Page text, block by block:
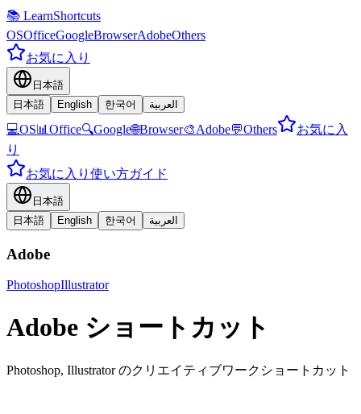
📚 LearnShortcuts
OSOfficeGoogleBrowserAdobeOthers
お気に入り
日本語
日本語
English 한국어 العربية
💻OS📊 Office🔍Google🌐Browser🎨Adobe💬Others
お気に入
り
お気に入り 使い方ガイド
日本語
日本語
English 한국어 العربية
Adobe
PhotoshopIllustrator
Adobe ショートカット
Photoshop, Illustrator のクリエイティブワークショートカット